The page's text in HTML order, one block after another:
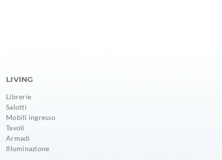
LIVING
Librerie
Salotti
Mobili ingresso
Tavoli
Armadi
Illuminazione